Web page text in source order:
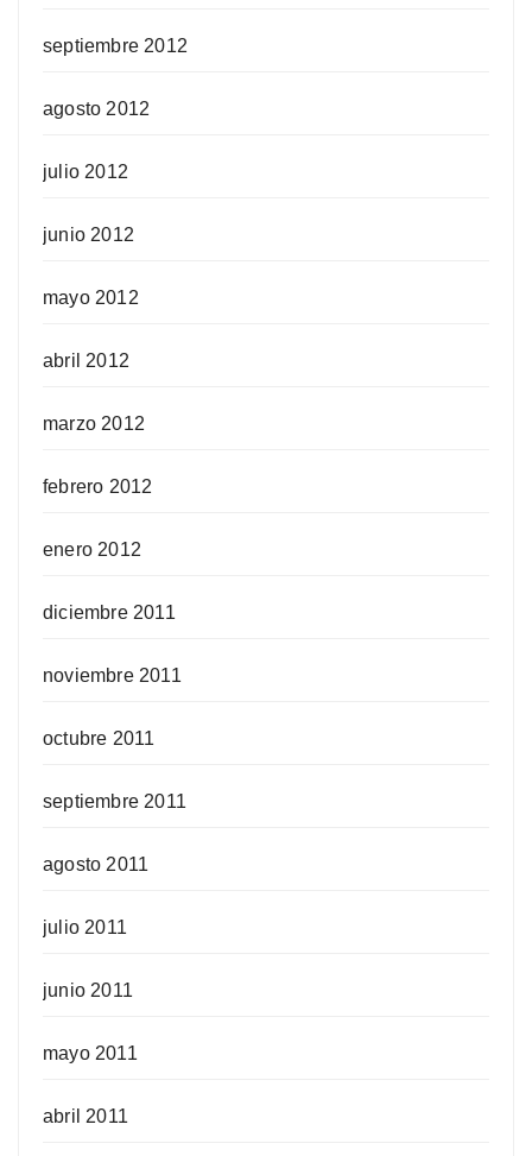
septiembre 2012
agosto 2012
julio 2012
junio 2012
mayo 2012
abril 2012
marzo 2012
febrero 2012
enero 2012
diciembre 2011
noviembre 2011
octubre 2011
septiembre 2011
agosto 2011
julio 2011
junio 2011
mayo 2011
abril 2011